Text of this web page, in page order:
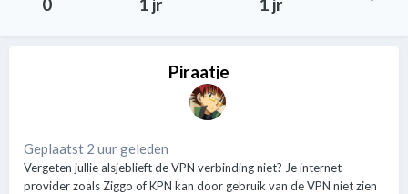
Piraatje
Geplaatst 2 uur geleden
Vergeten jullie alsjeblieft de VPN verbinding niet? Je internet
provider zoals Ziggo of KPN kan door gebruik van de VPN niet zien